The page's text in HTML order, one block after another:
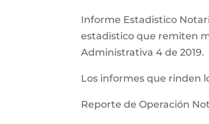
Informe Estadistico
estadistico que remiten
Administrativa 4 de 2019.
Los informes que rinden
Reporte de Operación